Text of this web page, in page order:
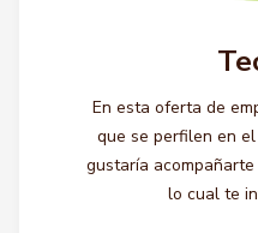
En esta oferta de
que se perfilen en el
gustaría
lo cual te